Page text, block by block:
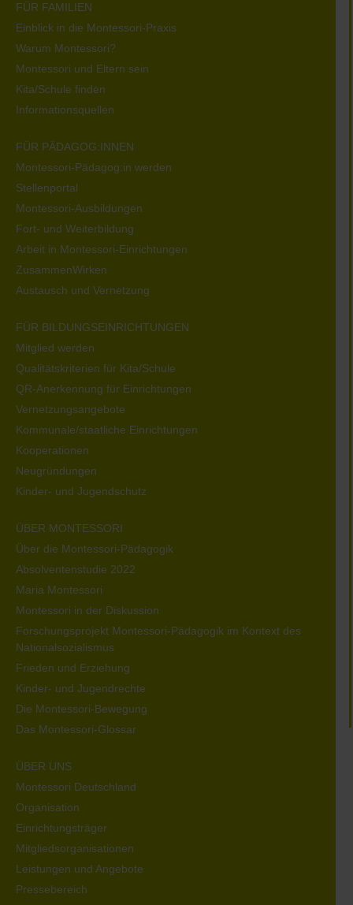
FÜR FAMILIEN
Einblick in die Montessori-Praxis
Warum Montessori?
Montessori und Eltern sein
Kita/Schule finden
Informationsquellen
FÜR PÄDAGOG:INNEN
Montessori-Pädagog:in werden
Stellenportal
Montessori-Ausbildungen
Fort- und Weiterbildung
Arbeit in Montessori-Einrichtungen
ZusammenWirken
Austausch und Vernetzung
FÜR BILDUNGSEINRICHTUNGEN
Mitglied werden
Qualitätskriterien für Kita/Schule
QR-Anerkennung für Einrichtungen
Vernetzungsangebote
Kommunale/staatliche Einrichtungen
Kooperationen
Neugründungen
Kinder- und Jugendschutz
ÜBER MONTESSORI
Über die Montessori-Pädagogik
Absolventenstudie 2022
Maria Montessori
Montessori in der Diskussion
Forschungsprojekt Montessori-Pädagogik im Kontext des
Nationalsozialismus
Frieden und Erziehung
Kinder- und Jugendrechte
Die Montessori-Bewegung
Das Montessori-Glossar
ÜBER UNS
Montessori Deutschland
Organisation
Einrichtungsträger
Mitgliedsorganisationen
Leistungen und Angebote
Pressebereich